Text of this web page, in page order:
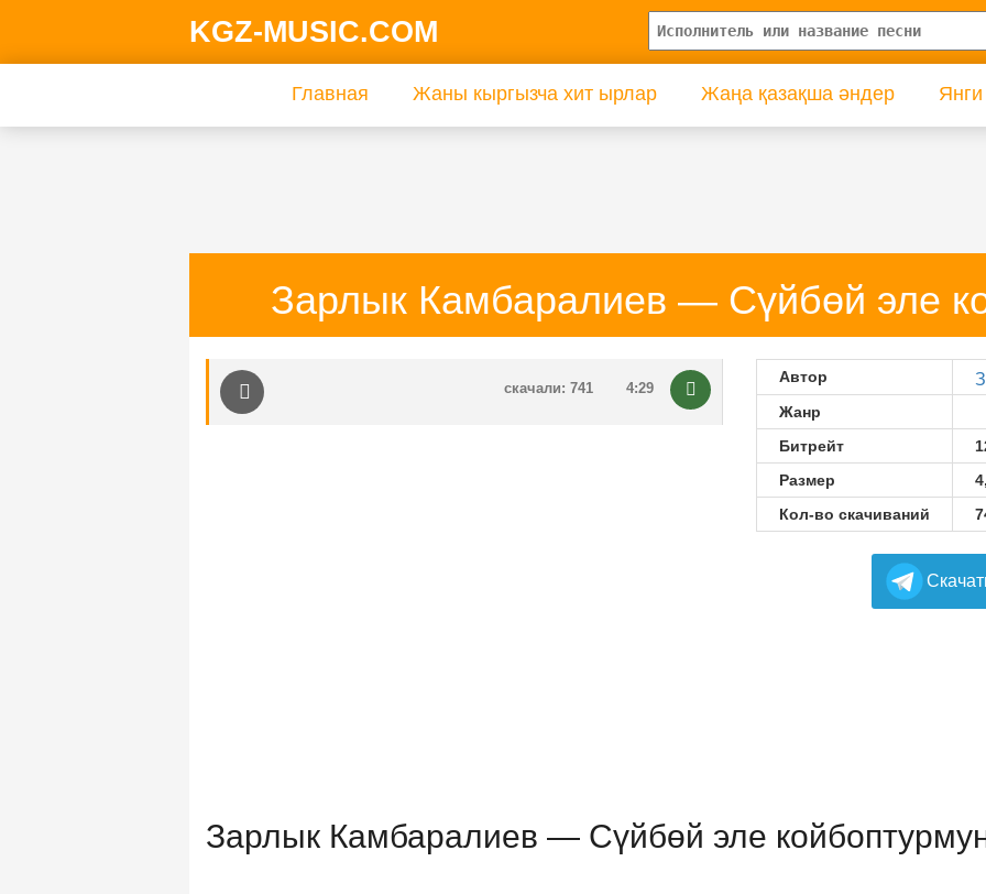
KGZ-MUSIC.COM
Главная Жаны кыргызча хит ырлар Жаңа қазақша әндер
Зарлык Камбаралиев — Сүйбөй эле
4:29
скачали: 741
Автор
Жанр
Битрейт
Размер
Кол-во скачиваний
Зарлык Камбаралиев — Сүйбөй эле